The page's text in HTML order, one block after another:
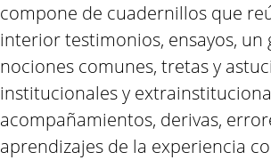
compone de cuadernillos que
interior testimonios, ensayos, un
nociones comunes, tretas y
institucionales y
acompañamientos, derivas,
aprendizajes de la experiencia